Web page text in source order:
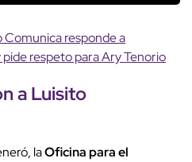
Comunica responde a
respeto para Ary Tenorio
aLuisito
laOficina para el